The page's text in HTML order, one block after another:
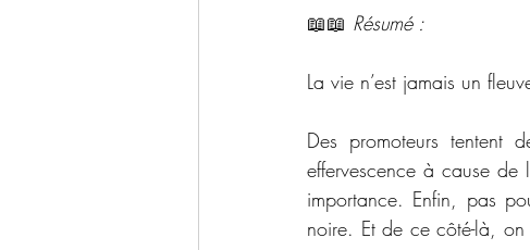
📖📖 Résumé :
La vie n’est jamais un
Des promoteurs tentent
effervescence à cause de
importance. Enfin, pas
noire. Et de ce côté-là,